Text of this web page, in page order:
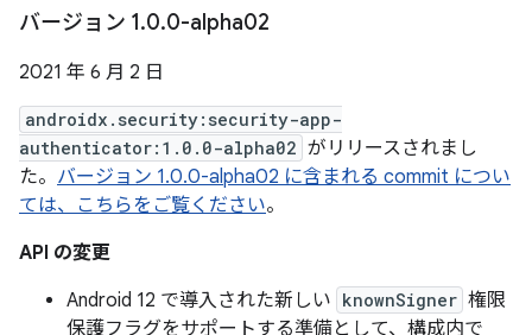
バージョン 1.0.0-alpha02
2021 年 6 月 2 日
androidx.security:security-app-
authenticator:1.0.0-alpha02 がリリースされまし
た。 バージョン 1.0.0-alpha02 に含まれる commit につい
ては、こちらをご覧ください。
API の変更
Android 12 で導入された新しい knownSigner 権限
保護フラグをサポートする準備として、構成内で